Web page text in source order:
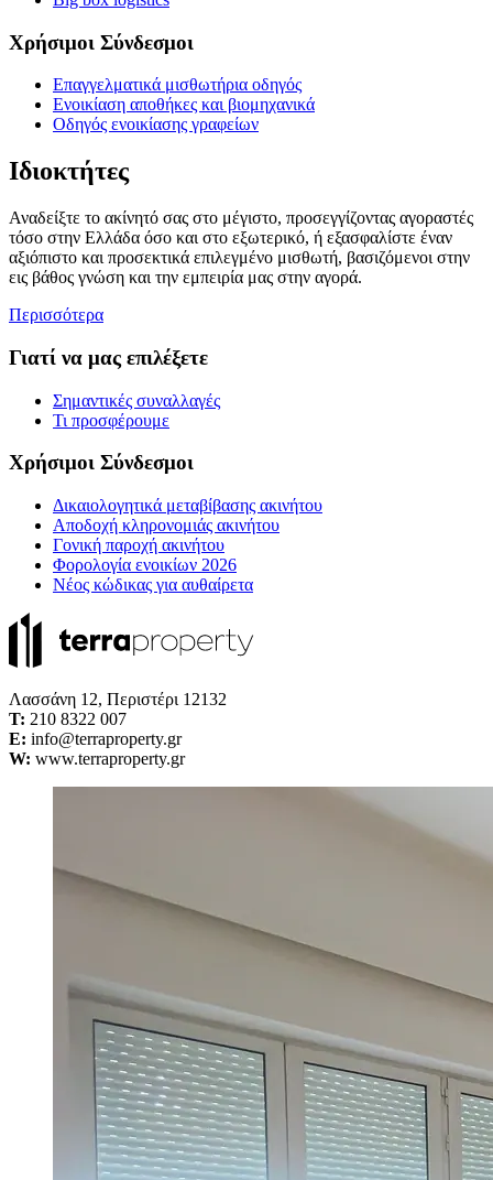
Χρήσιμοι Σύνδεσμοι
Επαγγελματικά μισθωτήρια οδηγός
Ενοικίαση αποθήκες και βιομηχανικά
Οδηγός ενοικίασης γραφείων
Ιδιοκτήτες
Αναδείξτε το ακίνητό σας στο μέγιστο, προσεγγίζοντας αγοραστές
τόσο στην Ελλάδα όσο και στο εξωτερικό, ή εξασφαλίστε έναν
αξιόπιστο και προσεκτικά επιλεγμένο μισθωτή, βασιζόμενοι στην
εις βάθος γνώση και την εμπειρία μας στην αγορά.
Περισσότερα
Γιατί να μας επιλέξετε
Σημαντικές συναλλαγές
Τι προσφέρουμε
Χρήσιμοι Σύνδεσμοι
Δικαιολογητικά μεταβίβασης ακινήτου
Αποδοχή κληρονομιάς ακινήτου
Γονική παροχή ακινήτου
Φορολογία ενοικίων 2026
Νέος κώδικας για αυθαίρετα
Λασσάνη 12, Περιστέρι 12132
Τ: 210 8322 007
E: info@terraproperty.gr
W: www.terraproperty.gr